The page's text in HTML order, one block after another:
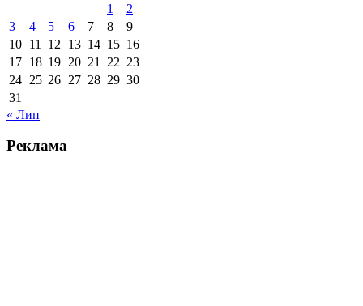
1
2
3
4 5 6 7 8
9
10 11 12 13 14 15 16
17 18 19 20 21 22 23
24 25 26 27 28 29 30
31
« Лип
Реклама